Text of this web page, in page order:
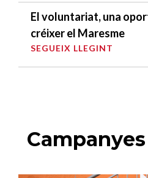
El voluntariat, una
créixer el Maresme
SEGUEIX LLEGINT